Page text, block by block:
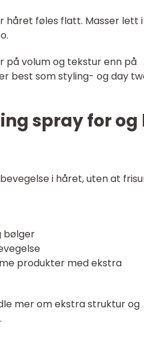
håret føles flatt. Masser lett i
på volum og tekstur enn på
best som styling- og day
spray for og
i håret, uten at
bølger
produkter med ekstra
mer om ekstra struktur og